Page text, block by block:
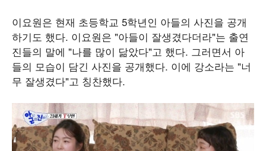
이요원은 현재 초등학교 5학년인 아들의 사진을 공개
하기도 했다. 이요원은 "아들이 잘생겼다더라"는 출연
진들의 말에 "나를 많이 닮았다"고 했다. 그러면서 아
들의 모습이 담긴 사진을 공개했다. 이에 강소라는 "너
무 잘생겼다"고 칭찬했다.